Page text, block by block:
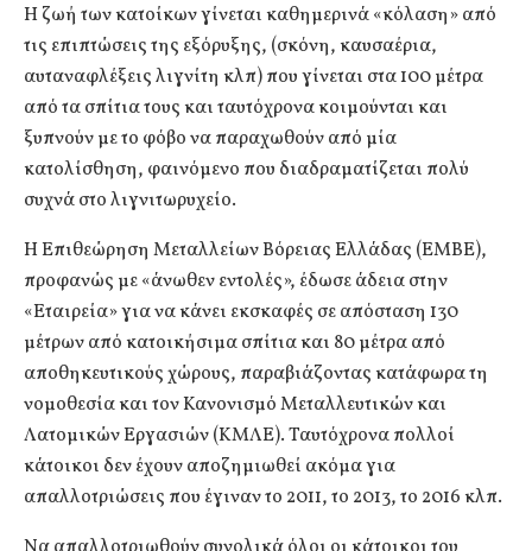
Η ζωή των κατοίκων γίνεται καθημερινά «κόλαση» από
τις επιπτώσεις της εξόρυξης, (σκόνη, καυσαέρια,
αυταναφλέξεις λιγνίτη κλπ) που γίνεται στα 100 μέτρα
από τα σπίτια τους και ταυτόχρονα κοιμούνται και
ξυπνούν με το φόβο να παραχωθούν από μία
κατολίσθηση, φαινόμενο που διαδραματίζεται πολύ
συχνά στο λιγνιτωρυχείο.
Η Επιθεώρηση Μεταλλείων Βόρειας Ελλάδας (ΕΜΒΕ),
προφανώς με «άνωθεν εντολές», έδωσε άδεια στην
«Εταιρεία» για να κάνει εκσκαφές σε απόσταση 130
μέτρων από κατοικήσιμα σπίτια και 80 μέτρα από
αποθηκευτικούς χώρους, παραβιάζοντας κατάφωρα τη
νομοθεσία και τον Κανονισμό Μεταλλευτικών και
Λατομικών Εργασιών (ΚΜΛΕ). Ταυτόχρονα πολλοί
κάτοικοι δεν έχουν αποζημιωθεί ακόμα για
απαλλοτριώσεις που έγιναν το 2011, το 2013, το 2016 κλπ.